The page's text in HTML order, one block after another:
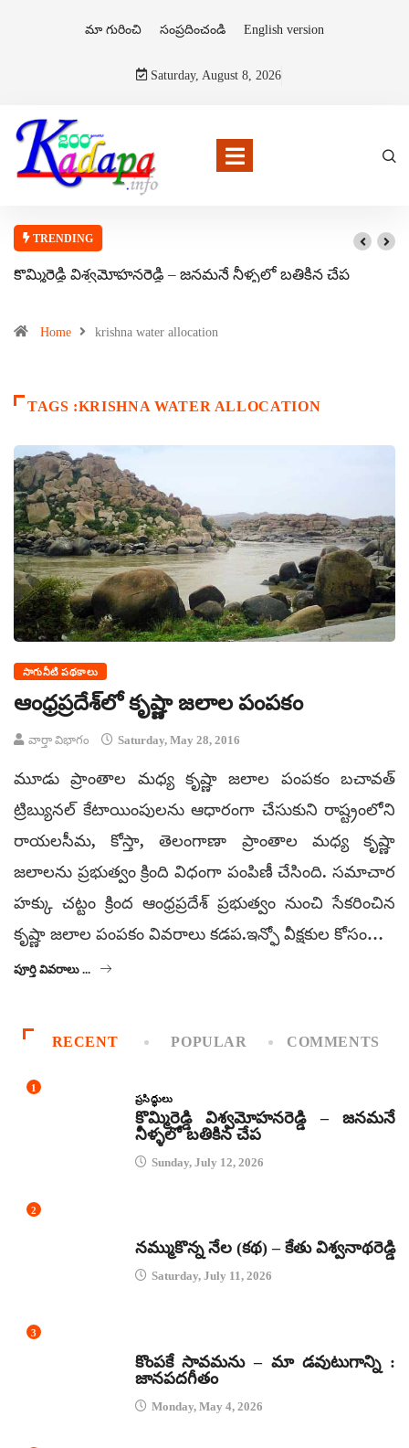
మా గురించి సంప్రదించండి English version
Saturday, August 8, 2026
TRENDING
కొమ్మిరెడ్డి విశ్వమోహనరెడ్డి – జనమనే నీళ్ళలో బతికిన చేప
Home krishna water allocation
TAGS :KRISHNA WATER ALLOCATION
సాగునీటి పథకాలు
ఆంధ్రప్రదేశ్‌లో కృష్ణా జలాల పంపకం
వార్తా విభాగం Saturday, May 28, 2016
మూడు ప్రాంతాల మధ్య కృష్ణా జలాల పంపకం బచావత్
ట్రిబ్యునల్ కేటాయింపులను ఆధారంగా చేసుకుని రాష్ట్రంలోని
రాయలసీమ, కోస్తా, తెలంగాణా ప్రాంతాల మధ్య కృష్ణా
జలాలను ప్రభుత్వం క్రింది విధంగా పంపిణీ చేసింది. సమాచార
హక్కు చట్టం క్రింద ఆంధ్రప్రదేశ్ ప్రభుత్వం నుంచి సేకరించిన
కృష్ణా జలాల పంపకం వివరాలు కడప.ఇన్ఫో వీక్షకుల కోసం… ‌
పూర్తి వివరాలు ...
RECENT POPULAR COMMENTS
1
ప్రసిద్ధులు
కొమ్మిరెడ్డి విశ్వమోహనరెడ్డి – జనమనే
నీళ్ళలో బతికిన చేప
Sunday, July 12, 2026
2
నమ్ముకొన్న నేల (కథ) – కేతు విశ్వనాథరెడ్డి
Saturday, July 11, 2026
3
కొంపకే సావమను – మా డవుటుగాన్ని :
జానపదగీతం
Monday, May 4, 2026